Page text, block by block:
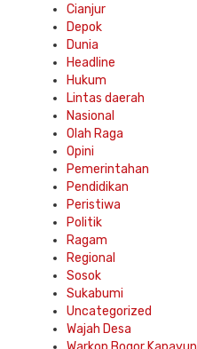
Cianjur
Depok
Dunia
Headline
Hukum
Lintas daerah
Nasional
Olah Raga
Opini
Pemerintahan
Pendidikan
Peristiwa
Politik
Ragam
Regional
Sosok
Sukabumi
Uncategorized
Wajah Desa